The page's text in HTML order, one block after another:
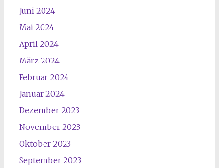
Juni 2024
Mai 2024
April 2024
März 2024
Februar 2024
Januar 2024
Dezember 2023
November 2023
Oktober 2023
September 2023